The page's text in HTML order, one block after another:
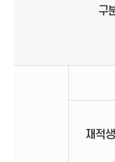
구
재적생